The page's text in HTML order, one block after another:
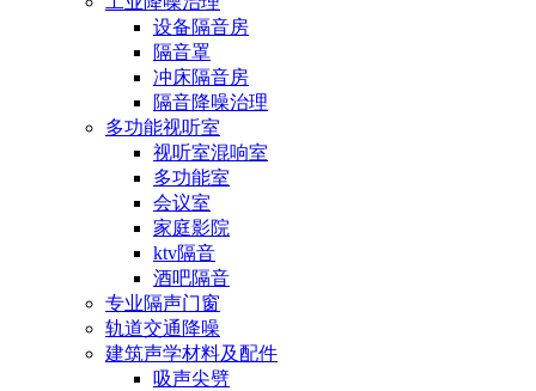
设备隔音房
隔音罩
冲床隔音房
隔音降噪治理
多功能视听室
视听室混响室
多功能室
会议室
家庭影院
ktv隔音
酒吧隔音
专业隔声门窗
轨道交通降噪
建筑声学材料及配件
吸声尖劈